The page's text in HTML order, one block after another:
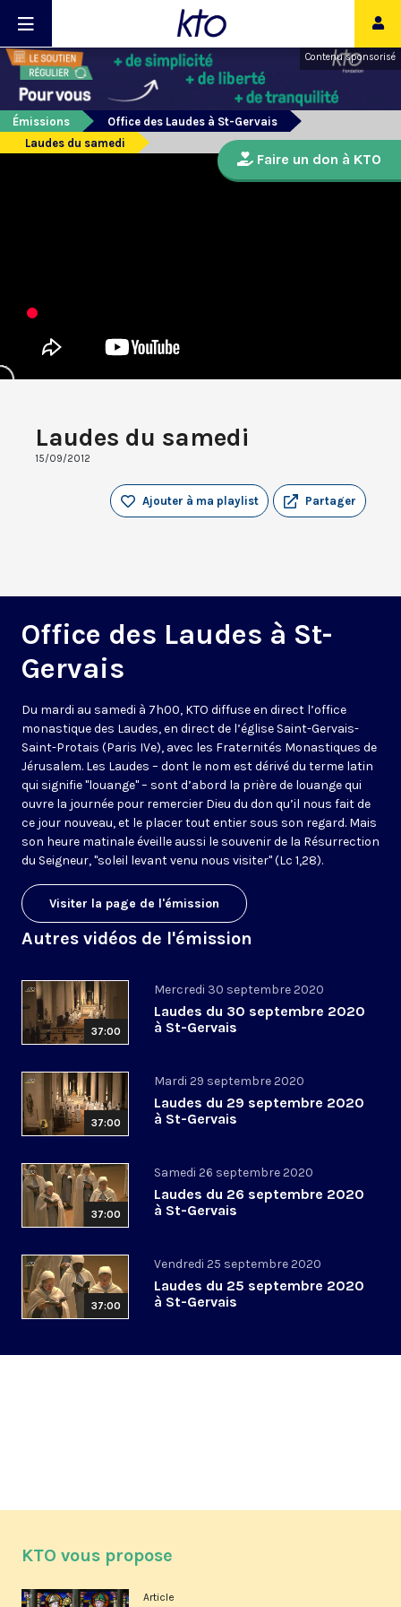
Contenu sponsorisé
Émissions
Office des Laudes à St-Gervais
Laudes du samedi
Laudes du samedi
15/09/2012
Partager
Ajouter à ma playlist
Office des Laudes à St-
Gervais
Du mardi au samedi à 7h00, KTO diffuse en direct l’office
monastique des Laudes, en direct de l’église Saint-Gervais-
Saint-Protais (Paris IVe), avec les Fraternités Monastiques de
Jérusalem. Les Laudes – dont le nom est dérivé du terme latin
qui signifie "louange" – sont d’abord la prière de louange qui
ouvre la journée pour remercier Dieu du don qu’il nous fait de
ce jour nouveau, et le placer tout entier sous son regard. Mais
son heure matinale éveille aussi le souvenir de la Résurrection
du Seigneur, "soleil levant venu nous visiter" (Lc 1,28).
Visiter la page de l'émission
Autres vidéos de l'émission
37:00
Mercredi 30 septembre 2020
Laudes du 30 septembre 2020
à St-Gervais
37:00
Mardi 29 septembre 2020
Laudes du 29 septembre 2020
à St-Gervais
37:00
Samedi 26 septembre 2020
Laudes du 26 septembre 2020
à St-Gervais
37:00
Vendredi 25 septembre 2020
Laudes du 25 septembre 2020
à St-Gervais
Faire un don à KTO
KTO vous propose
Article